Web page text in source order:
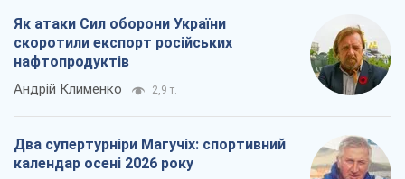
Як атаки Сил оборони України
скоротили експорт російських
нафтопродуктів
Андрій Клименко 2,9 т.
Два супертурніри Магучіх: спортивний
календар осені 2026 року